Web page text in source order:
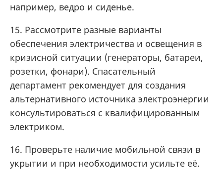
например, ведро и сиденье.
15. Рассмотрите разные варианты
обеспечения электричества и освещения в
кризисной ситуации (генераторы, батареи,
розетки, фонари). Спасательный
департамент рекомендует для создания
альтернативного источника электроэнергии
консультироваться с квалифицированным
электриком.
16. Проверьте наличие мобильной связи в
укрытии и при необходимости усильте её.